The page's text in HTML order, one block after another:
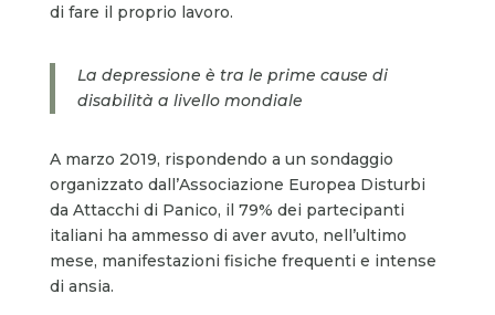
di fare il proprio lavoro.
La depressione è tra le prime cause di
disabilità a livello mondiale
A marzo 2019, rispondendo a un sondaggio
organizzato dall’Associazione Europea Disturbi
da Attacchi di Panico, il 79% dei partecipanti
italiani ha ammesso di aver avuto, nell’ultimo
mese, manifestazioni fisiche frequenti e intense
di ansia.